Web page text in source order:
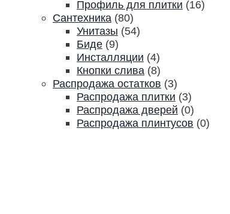
Профиль для плитки (16)
Сантехника (80)
Унитазы (54)
Биде (9)
Инсталляции (4)
Кнопки слива (8)
Распродажа остатков (3)
Распродажа плитки (3)
Распродажа дверей (0)
Распродажа плинтусов (0)